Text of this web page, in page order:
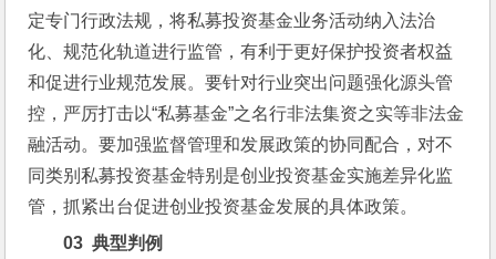
定专门行政法规，将私募投资基金业务活动纳入法治
化、规范化轨道进行监管，有利于更好保护投资者权益
和促进行业规范发展。要针对行业突出问题强化源头管
控，严厉打击以“私募基金”之名行非法集资之实等非法金
融活动。要加强监督管理和发展政策的协同配合，对不
同类别私募投资基金特别是创业投资基金实施差异化监
管，抓紧出台促进创业投资基金发展的具体政策。
03 典型判例